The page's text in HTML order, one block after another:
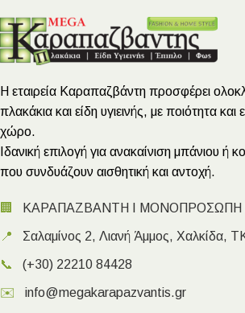
Η εταιρεία Καραπαζβάντη προσφέρει
πλακάκια και είδη υγιεινής, με ποιότητα και
χώρο.
Ιδανική επιλογή για ανακαίνιση μπάνιου ή
που συνδυάζουν αισθητική και αντοχή.
🏢 ΚΑΡΑΠΑΖΒΑΝΤΗ Ι ΜΟΝΟΠΡΟΣΩΠΗ
📍 Σαλαμίνος 2, Λιανή Άμμος, Χαλκίδα,
📞 (+30) 22210 84428
✉️ info@megakarapazvantis.gr